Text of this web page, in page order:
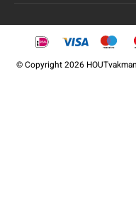
©Copyright2026